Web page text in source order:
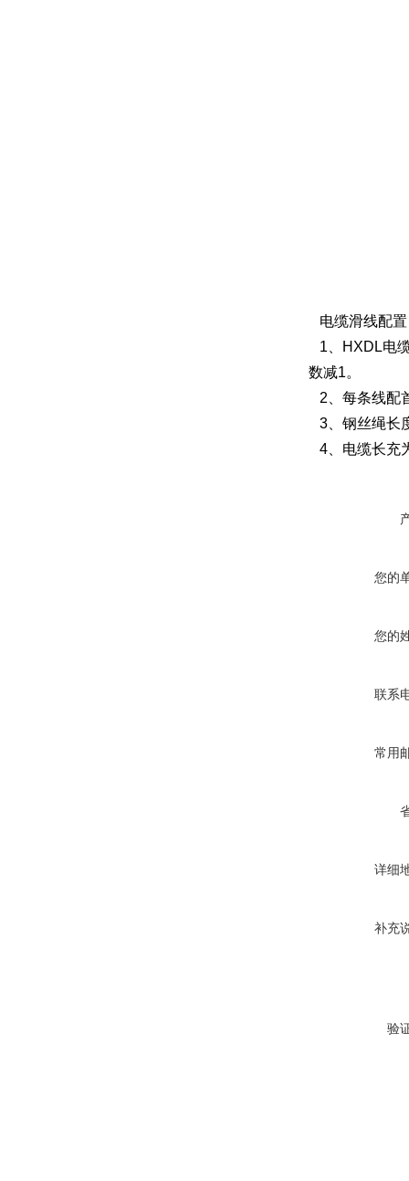
电缆滑线配置
1、HXDL电
数减1。
2、每条线配
3、钢丝绳长
4、电缆长充
您的
您的
联系
常用
详细
补充
验